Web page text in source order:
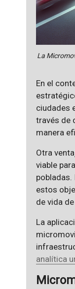
La
En el
ciudades
través de
manera
Otra
viable
estos
de vida
La
analítica